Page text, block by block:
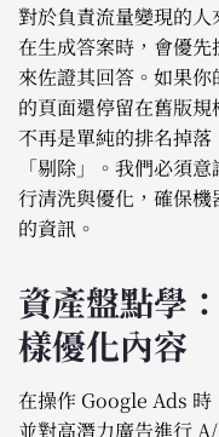
對於負責流量變現的
在生成答案時，會優
來佐證其回答。如果
的頁面還停留在舊版
不再是單純的排名掉
「剔除」。我們必須
行清洗與優化，確保
的資訊。
資產盤點學
樣優化內容
在操作 Google Ads 時
並對高潛力廣告進行